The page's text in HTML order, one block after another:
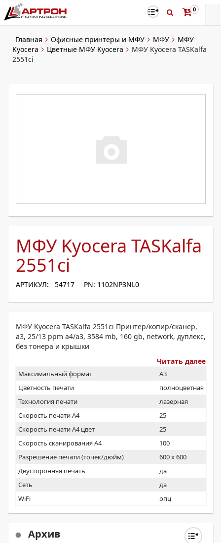
0
Главная Офисные принтеры и МФУ МФУ
МФУ
Kyocera
Цветные МФУ Kyocera
МФУ Kyocera TASKalfa
2551ci
МФУ Kyocera TASKalfa
2551ci
АРТИКУЛ: 54717 PN: 1102NP3NL0
МФУ Kyocera TASKalfa 2551ci Принтер/копир/сканер,
a3, 25/13 ppm a4/a3, 3584 mb, 160 gb, network, дуплекс,
без тонера и крышки
Читать далее
Максимальный формат
A3
Цветность печати
полноцветная
Технология печати
лазерная
Скорость печати А4
25
Скорость печати А4 цвет
25
Скорость сканирования А4
100
Разрешение печати (точек/дюйм)
600 x 600
Двусторонняя печать
да
Сеть
да
WiFi
опц
Архив